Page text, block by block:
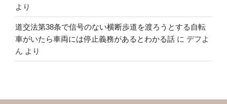
より
道交法第38条で信号のない横断歩道を渡ろうとする自転
車がいたら車両には停止義務があるとわかる話 に デフよ
ん より